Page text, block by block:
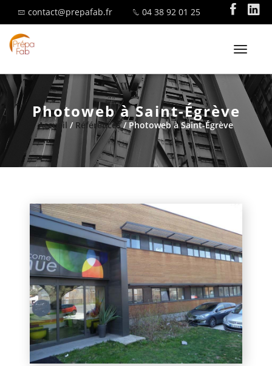
contact@prepafab.fr 04 38 92 01 25
SAVOIR-FAIRE
MENUISERIE ALUMINIUM
METALLERIE
T
g
n
a
t
i
o
n
Photoweb à Saint-Égrève
Accueil / Références/ Photoweb à Saint-Égrève